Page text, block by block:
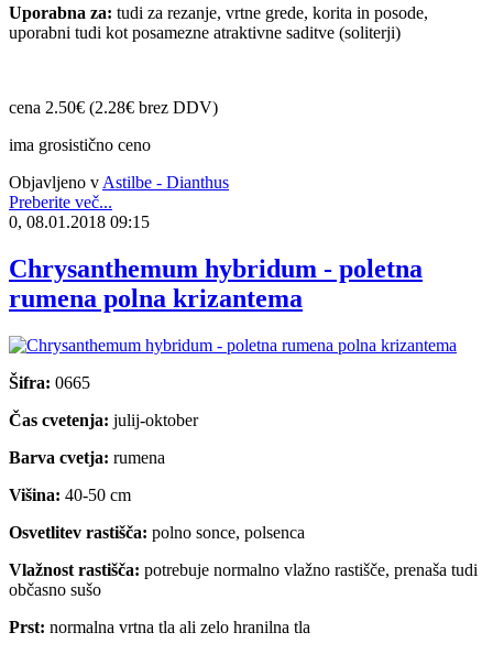
Uporabna za: tudi za rezanje, vrtne grede, korita in posode,
uporabni tudi kot posamezne atraktivne saditve (soliterji)
cena 2.50€ (2.28€ brez DDV)
ima grosistično ceno
Objavljeno vAstilbe - Dianthus
Preberite več...
0, 08.01.2018 09:15
Chrysanthemum hybridum - poletna
rumena polna krizantema
Šifra: 0665
Čas cvetenja: julij-oktober
Barva cvetja: rumena
Višina: 40-50 cm
Osvetlitev rastišča: polno sonce, polsenca
Vlažnost rastišča: potrebuje normalno vlažno rastišče, prenaša tudi
občasno sušo
Prst: normalna vrtna tla ali zelo hranilna tla